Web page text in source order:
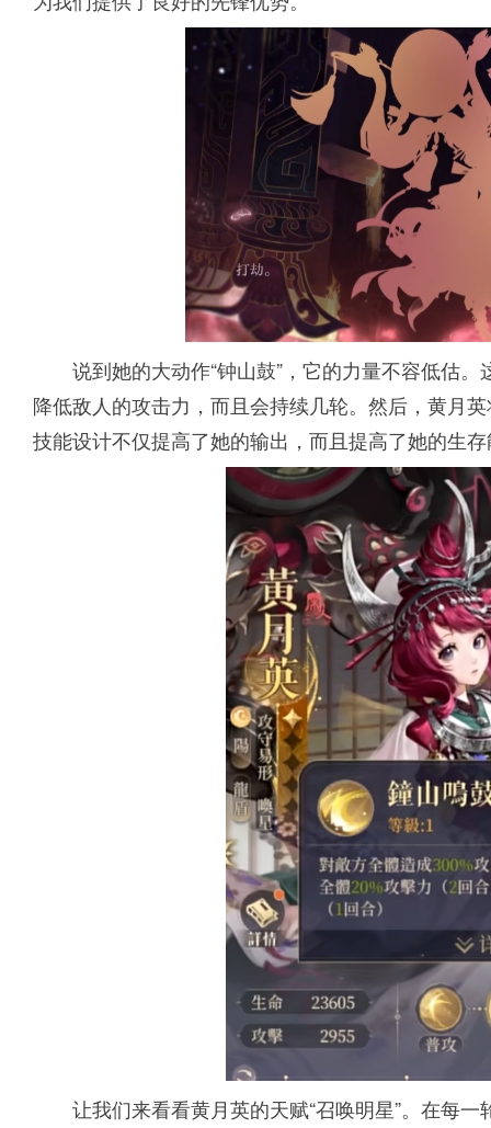
说到她的大动作“钟山鼓”，它的力量不容低估
降低敌人的攻击力，而且会持续几轮。然后，黄月
技能设计不仅提高了她的输出，而且提高了她的生
让我们来看看黄月英的天赋“召唤明星”。在每